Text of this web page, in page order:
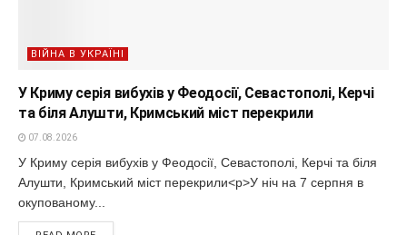
ВІЙНА В УКРАЇНІ
У Криму серія вибухів у Феодосії, Севастополі, Керчі
та біля Алушти, Кримський міст перекрили
07.08.2026
У Криму серія вибухів у Феодосії, Севастополі, Керчі та біля
Алушти, Кримський міст перекрили<p>У ніч на 7 серпня в
окупованому...